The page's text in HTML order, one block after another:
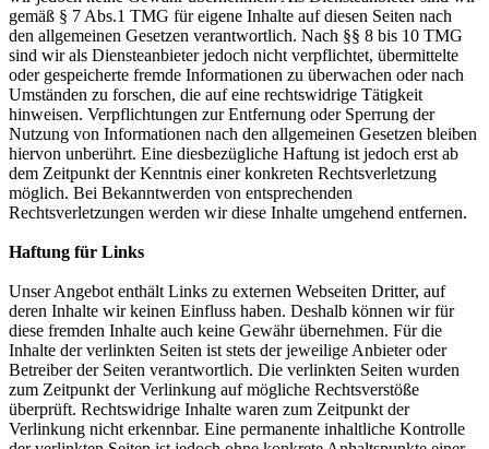
gemäß § 7 Abs.1 TMG für eigene Inhalte auf diesen Seiten nach
den allgemeinen Gesetzen verantwortlich. Nach §§ 8 bis 10 TMG
sind wir als Diensteanbieter jedoch nicht verpflichtet, übermittelte
oder gespeicherte fremde Informationen zu überwachen oder nach
Umständen zu forschen, die auf eine rechtswidrige Tätigkeit
hinweisen. Verpflichtungen zur Entfernung oder Sperrung der
Nutzung von Informationen nach den allgemeinen Gesetzen bleiben
hiervon unberührt. Eine diesbezügliche Haftung ist jedoch erst ab
dem Zeitpunkt der Kenntnis einer konkreten Rechtsverletzung
möglich. Bei Bekanntwerden von entsprechenden
Rechtsverletzungen werden wir diese Inhalte umgehend entfernen.
Haftung für Links
Unser Angebot enthält Links zu externen Webseiten Dritter, auf
deren Inhalte wir keinen Einfluss haben. Deshalb können wir für
diese fremden Inhalte auch keine Gewähr übernehmen. Für die
Inhalte der verlinkten Seiten ist stets der jeweilige Anbieter oder
Betreiber der Seiten verantwortlich. Die verlinkten Seiten wurden
zum Zeitpunkt der Verlinkung auf mögliche Rechtsverstöße
überprüft. Rechtswidrige Inhalte waren zum Zeitpunkt der
Verlinkung nicht erkennbar. Eine permanente inhaltliche Kontrolle